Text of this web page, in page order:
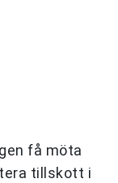
få möta
tillskott i